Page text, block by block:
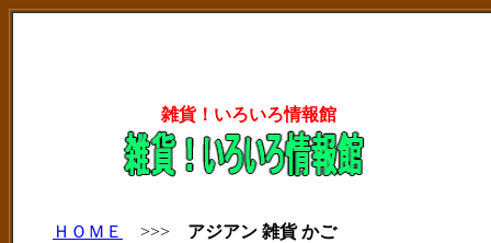
雑貨！いろいろ情報館
ＨＯＭＥ >>> アジアン 雑貨 かご